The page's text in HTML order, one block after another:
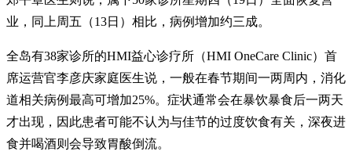
业，同上周五（13日）相比，病例增加约三成。
全岛有38家诊所的HMI益心诊疗所（HMI OneCare Clinic）首
席运营官李彦庆家庭医生说，一般在春节期间一两周内，消化
道相关病例最高可增加25%。症状通常会在暴饮暴食后一两天
才出现，因此患者可能不认为与佳节的过度饮食有关，深夜进
食并喝酒则会导致胃酸倒流。